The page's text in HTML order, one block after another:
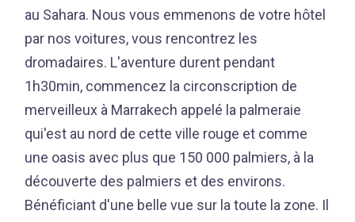
au Sahara. Nous vous emmenons de votre hôtel
par nos voitures, vous rencontrez les
dromadaires. L'aventure durent pendant
1h30min, commencez la circonscription de
merveilleux à Marrakech appelé la palmeraie
qui'est au nord de cette ville rouge et comme
une oasis avec plus que 150 000 palmiers, à la
découverte des palmiers et des environs.
Bénéficiant d'une belle vue sur la toute la zone. Il